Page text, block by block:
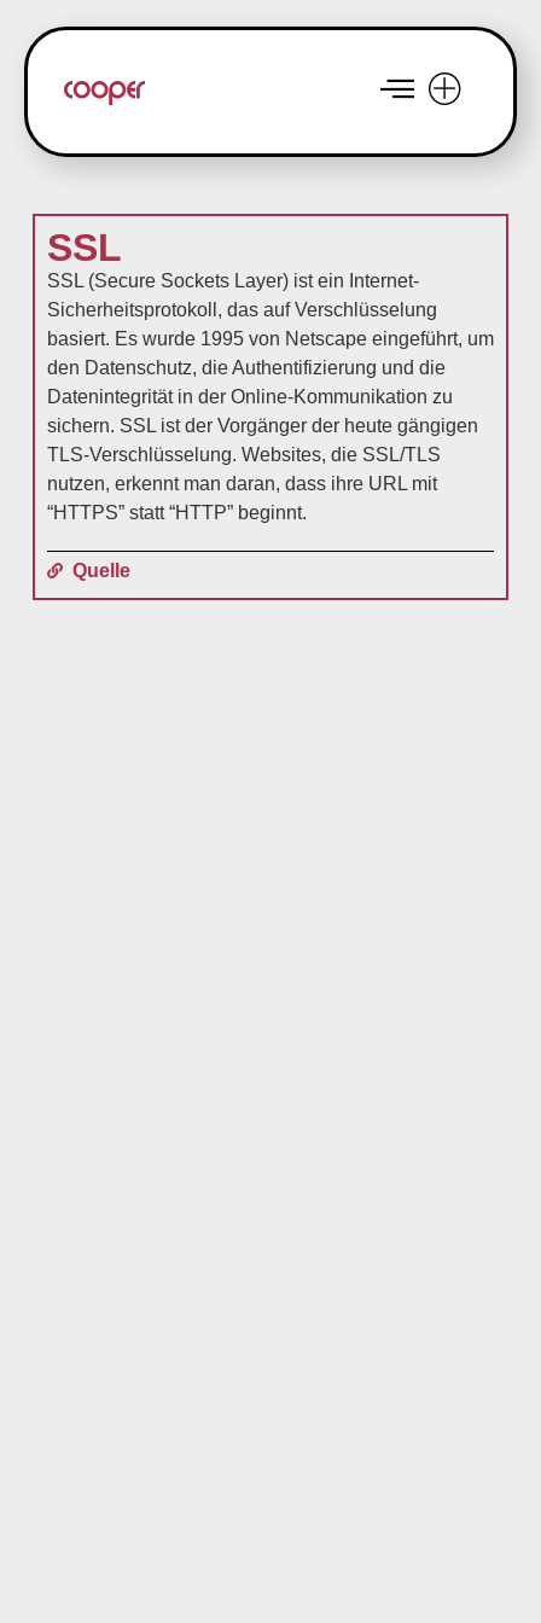
SSL
SSL (Secure Sockets Layer) ist ein Internet-
Sicherheitsprotokoll, das auf Verschlüsselung
basiert. Es wurde 1995 von Netscape eingeführt, um
den Datenschutz, die Authentifizierung und die
Datenintegrität in der Online-Kommunikation zu
sichern. SSL ist der Vorgänger der heute gängigen
TLS-Verschlüsselung. Websites, die SSL/TLS
nutzen, erkennt man daran, dass ihre URL mit
“HTTPS” statt “HTTP” beginnt.
Quelle